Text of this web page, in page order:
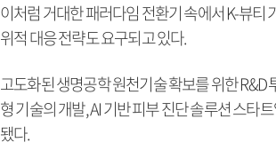
이처럼 거대한 패러다임 전환기 속에서 K-뷰
위적 대응 전략도 요구되고 있다.
고도화된 생명공학 원천기술 확보를 위한
형 기술의 개발, AI 기반 피부 진단 솔루션 스타
됐다.